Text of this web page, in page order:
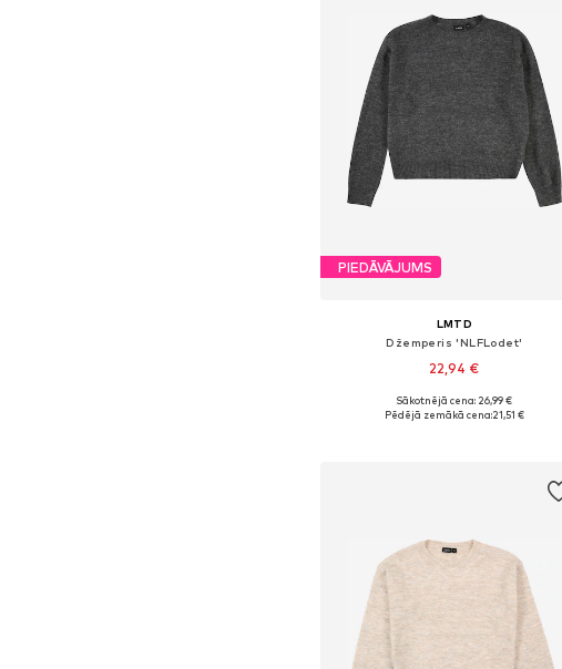
PIEDĀVĀJUMS
LMTD
Džemperis 'NLFLodet'
22,94 €
+2
Pieejams daudzos izmēros
Sākotnējā cena: 26,99 €
Pēdējā zemākā cena:21,51 €